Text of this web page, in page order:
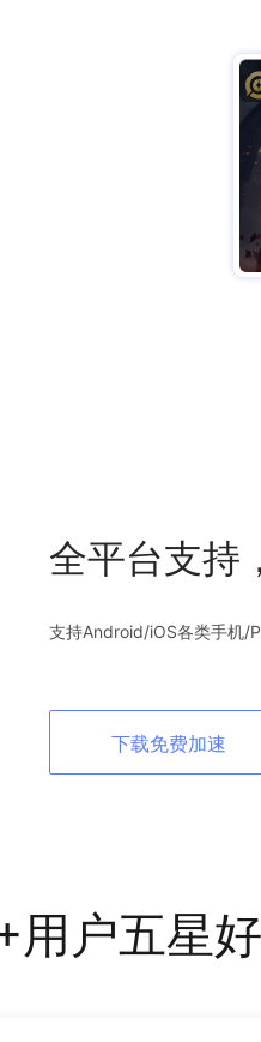
全平台支持
支持Android/iOS各类手机/
下载免费加速
户五星